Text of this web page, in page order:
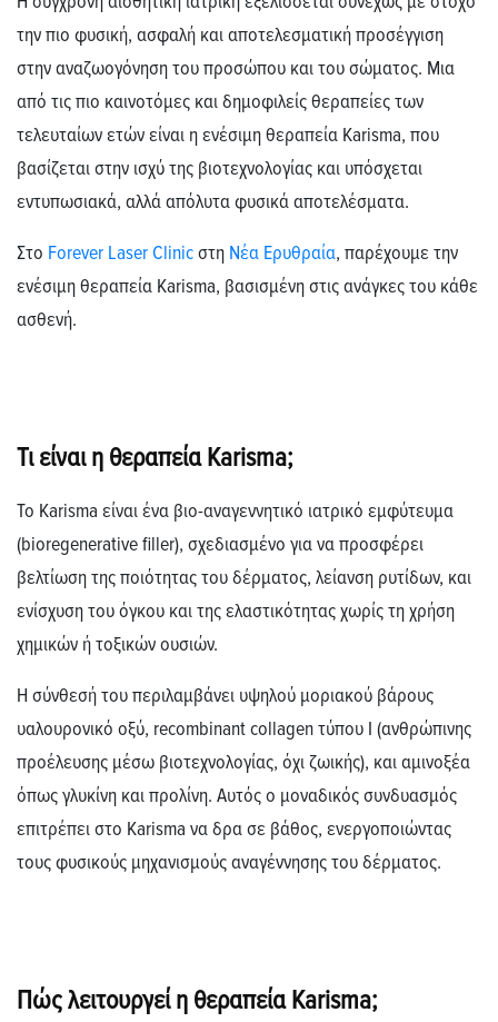
την πιο φυσική, ασφαλή και αποτελεσματική προσέγγιση
στην αναζωογόνηση του προσώπου και του σώματος. Μια
από τις πιο καινοτόμες και δημοφιλείς θεραπείες των
τελευταίων ετών είναι η ενέσιμη θεραπεία Karisma, που
βασίζεται στην ισχύ της βιοτεχνολογίας και υπόσχεται
εντυπωσιακά, αλλά απόλυτα φυσικά αποτελέσματα.
Στο Forever Laser Clinicστη Νέα Ερυθραία, παρέχουμε την
ενέσιμη θεραπεία Karisma, βασισμένη στις ανάγκες του κάθε
ασθενή.
Τι είναι η θεραπεία Karisma;
Το Karisma είναι ένα βιο-αναγεννητικό ιατρικό εμφύτευμα
(bioregenerative filler), σχεδιασμένο για να προσφέρει
βελτίωσητης ποιότητας του δέρματος, λείανση ρυτίδων, και
ενίσχυσητου όγκου και τηςελαστικότηταςχωρίς τη χρήση
χημικών ή τοξικών ουσιών.
Η σύνθεσή του περιλαμβάνει υψηλού μοριακού βάρους
υαλουρονικό οξύ, recombinant collagen τύπου Ι (ανθρώπινης
προέλευσης μέσω βιοτεχνολογίας, όχι ζωικής), και αμινοξέα
όπως γλυκίνη και προλίνη. Αυτός ο μοναδικός συνδυασμός
επιτρέπει στο Karisma να δρα σε βάθος, ενεργοποιώντας
τους φυσικούς μηχανισμούς αναγέννησης του δέρματος.
Πώς λειτουργεί η θεραπεία Karisma;